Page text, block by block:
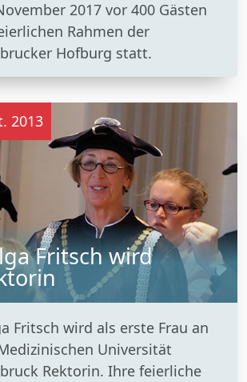
2017 vor 400 Gästen
Rahmen der
Hofburg statt.
Fritsch wird
2013
Fritsch wird als erste Frau an
Universität
Rektorin. Ihre feierliche